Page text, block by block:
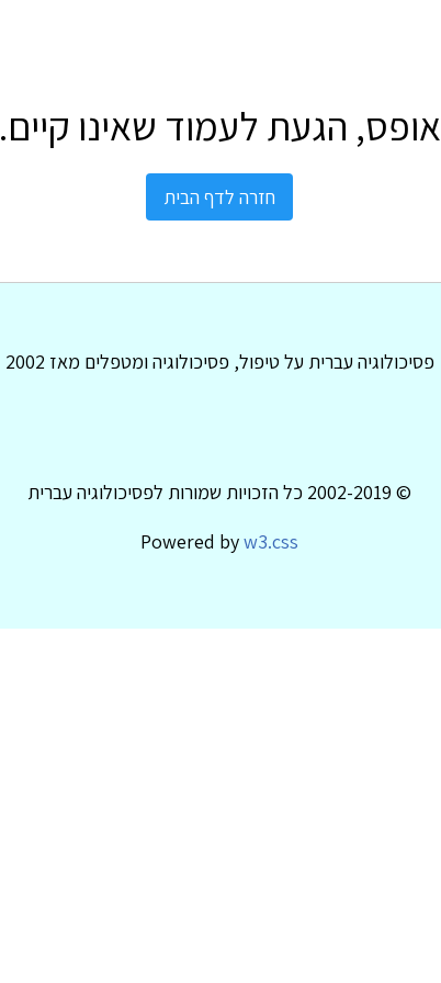
אופס, הגעת לעמוד שאינו קיים.
חזרה לדף הבית
פסיכולוגיה עברית על טיפול, פסיכולוגיה ומטפלים מאז 2002
© 2002-2019 כל הזכויות שמורות לפסיכולוגיה עברית
Powered byw3.css